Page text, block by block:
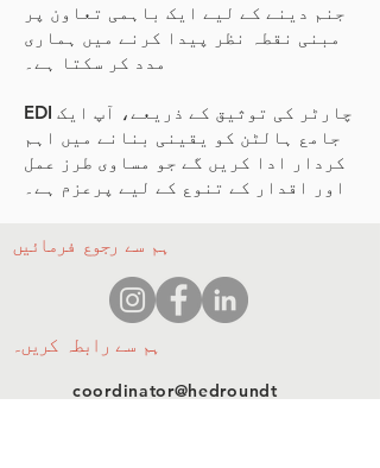
جنم دینے کے لیے ایک باہمی تعاون پر
مبنی نقطہ نظر پیدا کرنے میں ہماری
مدد کر سکتا ہے۔
EDI چارٹر کی توثیق کے ذریعے، آپ ایک
جامع ہالٹن کو یقینی بنانے میں اہم
کردار ادا کریں گے جو مساوی طرز عمل
اور اقدار کے تنوع کے لیے پرعزم ہے۔
ہم سے رجوع فرمائیں
ہم سے رابطہ کریں۔
coordinator@hedroundt